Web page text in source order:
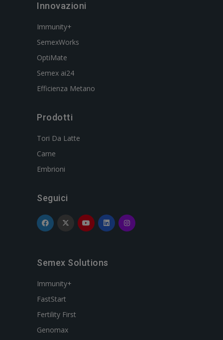
Innovazioni
Immunity+
SemexWorks
OptiMate
Semex ai24
Efficienza Metano
Prodotti
Tori Da Latte
Carne
Embrioni
Seguici
Semex Solutions
Immunity+
FastStart
Fertility First
Genomax